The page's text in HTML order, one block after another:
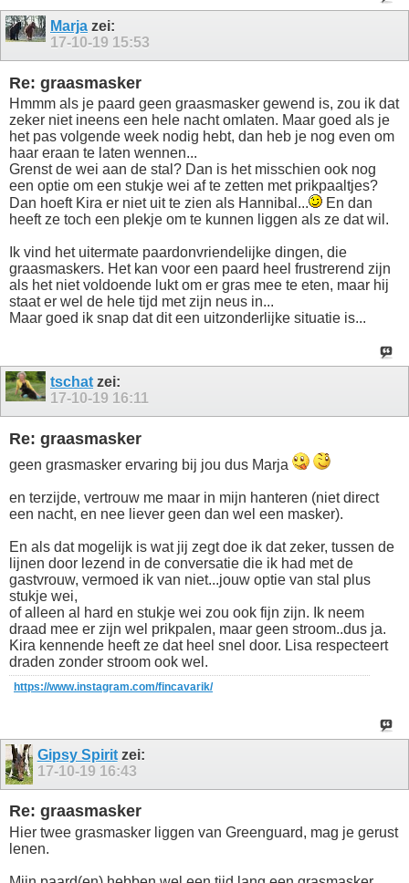
Marja zei:
17-10-19 15:53
Re: graasmasker
Hmmm als je paard geen graasmasker gewend is, zou ik dat
zeker niet ineens een hele nacht omlaten. Maar goed als je
het pas volgende week nodig hebt, dan heb je nog even om
haar eraan te laten wennen...
Grenst de wei aan de stal? Dan is het misschien ook nog
een optie om een stukje wei af te zetten met prikpaaltjes?
Dan hoeft Kira er niet uit te zien als Hannibal...
En dan
heeft ze toch een plekje om te kunnen liggen als ze dat wil.
Ik vind het uitermate paardonvriendelijke dingen, die
graasmaskers. Het kan voor een paard heel frustrerend zijn
als het niet voldoende lukt om er gras mee te eten, maar hij
staat er wel de hele tijd met zijn neus in...
Maar goed ik snap dat dit een uitzonderlijke situatie is...
tschat zei:
17-10-19 16:11
Re: graasmasker
geen grasmasker ervaring bij jou dus Marja
en terzijde, vertrouw me maar in mijn hanteren (niet direct
een nacht, en nee liever geen dan wel een masker).
En als dat mogelijk is wat jij zegt doe ik dat zeker, tussen de
lijnen door lezend in de conversatie die ik had met de
gastvrouw, vermoed ik van niet...jouw optie van stal plus
stukje wei,
of alleen al hard en stukje wei zou ook fijn zijn. Ik neem
draad mee er zijn wel prikpalen, maar geen stroom..dus ja.
Kira kennende heeft ze dat heel snel door. Lisa respecteert
draden zonder stroom ook wel.
https://www.instagram.com/fincavarik/
Gipsy Spiritzei:
17-10-19 16:43
Re: graasmasker
Hier twee grasmasker liggen van Greenguard, mag je gerust
lenen.